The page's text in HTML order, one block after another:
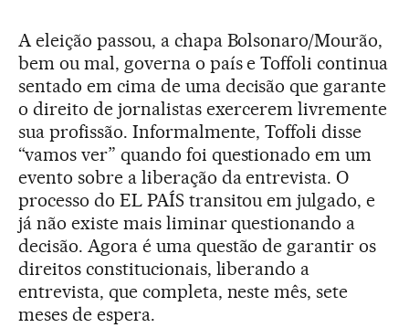
A eleição passou, a chapa Bolsonaro/Mourão,
bem ou mal, governa o país e Toffoli continua
sentado em cima de uma decisão que garante
o direito de jornalistas exercerem livremente
sua profissão. Informalmente, Toffoli disse
“vamos ver” quando foi questionado em um
evento sobre a liberação da entrevista. O
processo do EL PAÍS transitou em julgado, e
já não existe mais liminar questionando a
decisão. Agora é uma questão de garantir os
direitos constitucionais, liberando a
entrevista, que completa, neste mês, sete
meses de espera.